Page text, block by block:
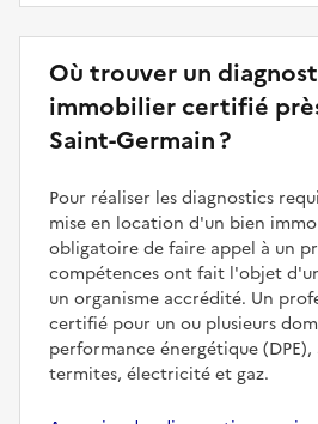
Où trouver un
immobilier certifié
Saint-Germain ?
Pour réaliser les diagnostics
mise en location d'un bien
obligatoire de faire appel à un
compétences ont fait l'objet
un organisme accrédité. Un
certifié pour un ou plusieurs
performance énergétique
termites, électricité et gaz.